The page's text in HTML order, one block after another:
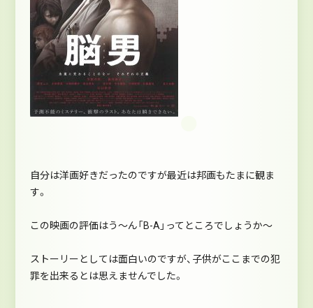
自分は洋画好きだったのですが最近は邦画もたまに観ま
す。
この映画の評価はう～ん「B-A」ってところでしょうか～
ストーリーとしては面白いのですが、子供がここまでの犯
罪を出来るとは思えませんでした。